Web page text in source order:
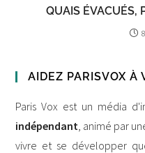
QUAIS ÉVACUÉS,
AIDEZ PARISVOX À
Paris Vox est un média
indépendant, animé par
vivre et se développer